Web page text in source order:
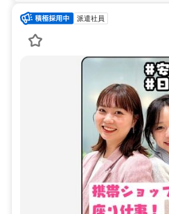
派遣社員